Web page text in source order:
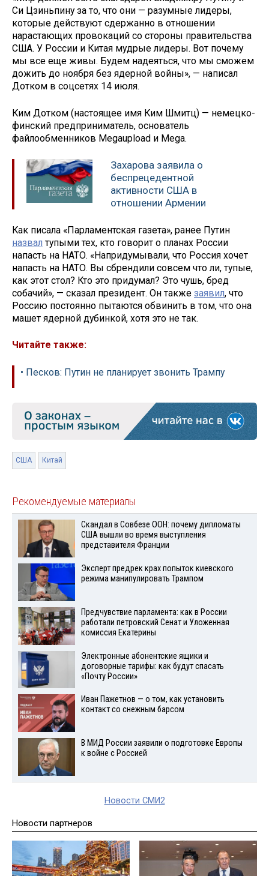
Си Цзиньпину за то, что они — разумные лидеры,
которые действуют сдержанно в отношении
нарастающих провокаций со стороны правительства
США. У России и Китая мудрые лидеры. Вот почему
мы все еще живы. Будем надеяться, что мы сможем
дожить до ноября без ядерной войны», — написал
Дотком в соцсетях 14 июля.
Ким Дотком (настоящее имя Ким Шмитц) — немецко-
финский предприниматель, основатель
файлообменников Megaupload и Mega.
Захарова заявила о
беспрецедентной
активности США в
отношении Армении
Как писала «Парламентская газета», ранее Путин
назвал тупыми тех, кто говорит о планах России
напасть на НАТО. «Напридумывали, что Россия хочет
напасть на НАТО. Вы сбрендили совсем что ли, тупые,
как этот стол? Кто это придумал? Это чушь, бред
собачий», — сказал президент. Он также заявил, что
Россию постоянно пытаются обвинить в том, что она
машет ядерной дубинкой, хотя это не так.
Читайте также:
• Песков: Путин не планирует звонить Трампу
США Китай
Рекомендуемые материалы
Скандал в Совбезе ООН: почему дипломаты
США вышли во время выступления
представителя Франции
Эксперт предрек крах попыток киевского
режима манипулировать Трампом
Предчувствие парламента: как в России
работали петровский Сенат и Уложенная
комиссия Екатерины
Электронные абонентские ящики и
договорные тарифы: как будут спасать
«Почту России»
Иван Пажетнов — о том, как установить
контакт со снежным барсом
В МИД России заявили о подготовке Европы
к войне с Россией
Новости СМИ2
Новости партнеров